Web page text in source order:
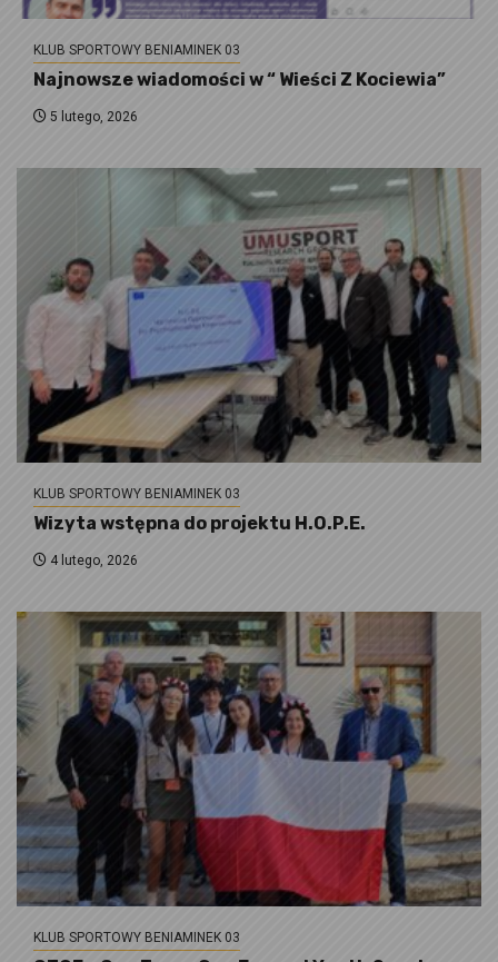
KLUB SPORTOWY BENIAMINEK 03
Najnowsze wiadomości w “ Wieści Z Kociewia”
5 lutego, 2026
KLUB SPORTOWY BENIAMINEK 03
Wizyta wstępna do projektu H.O.P.E.
4 lutego, 2026
KLUB SPORTOWY BENIAMINEK 03